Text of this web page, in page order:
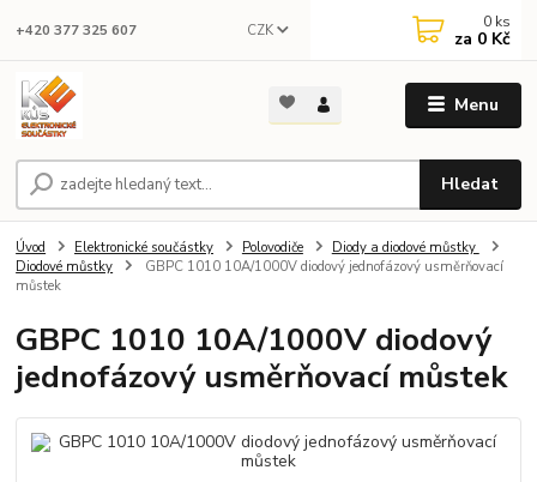
Menu
CZK
Hledat
+420 377 325 607 0 ks
za 0 Kč
Úvod Elektronické součástky Polovodiče
Diody a diodové můstky
Diodové můstky
GBPC 1010 10A/1000V diodový jednofázový usměrňovací
můstek
GBPC 1010 10A/1000V diodový
jednofázový usměrňovací můstek